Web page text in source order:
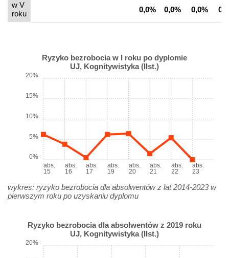
w V
roku
0,0% 0,0% 0,0%
Ryzyko bezrobocia w I roku po dyplomie
UJ, Kognitywistyka (IIst.)
abs.
15
abs.
16
abs.
17
abs.
19
abs.
20
abs.
21
abs.
22
abs.
23
0%
5%
10%
15%
20%
wykres: ryzyko bezrobocia dla absolwentów z lat 2014-2023 w
pierwszym roku po uzyskaniu dyplomu
Ryzyko bezrobocia dla absolwentów z 2019 roku
UJ, Kognitywistyka (IIst.)
20%